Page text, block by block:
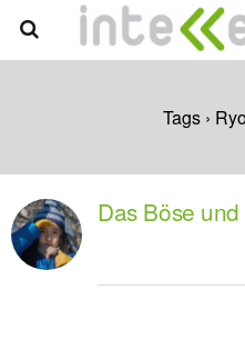
Tags ›
Das Böse